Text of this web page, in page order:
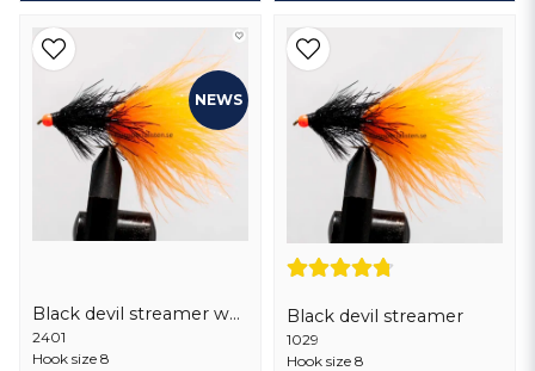
Black devil streamer wolfram
2401
Hook size 8
NEWS
Black devil streamer
1029
Hook size 8